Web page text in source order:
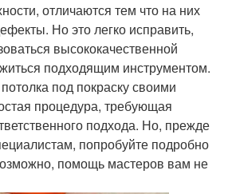
отличаются тем что на них
Но это легко исправить,
высококачественной
подходящим инструментом.
под покраску своими
процедура, требующая
подхода. Но, прежде
попробуйте подробно
помощь мастеров вам не